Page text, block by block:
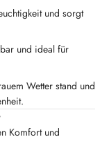
und sorgt
und ideal für
Wetter stand und
Komfort und